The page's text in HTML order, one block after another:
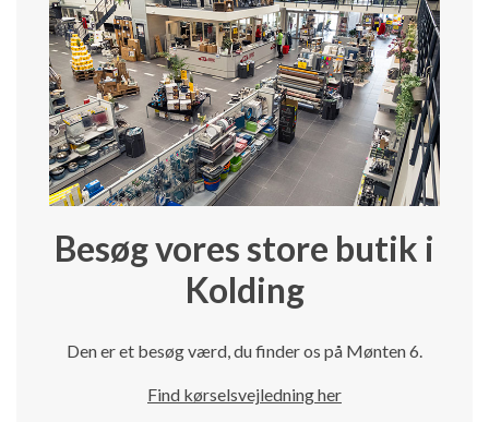
Besøg vores store butik i
Kolding
Den er et besøg værd, du finder os på Mønten 6.
Find kørselsvejledning her